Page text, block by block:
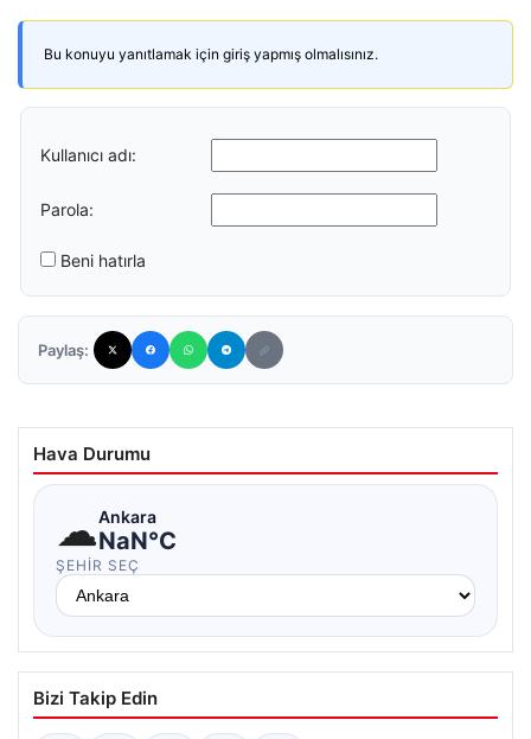
Bu konuyu yanıtlamak için giriş yapmış olmalısınız.
Kullanıcı adı:
Parola:
Beni hatırla
Paylaş:
Hava Durumu
☁Ankara
NaN°C
ŞEHIR SEÇ
Bizi Takip Edin